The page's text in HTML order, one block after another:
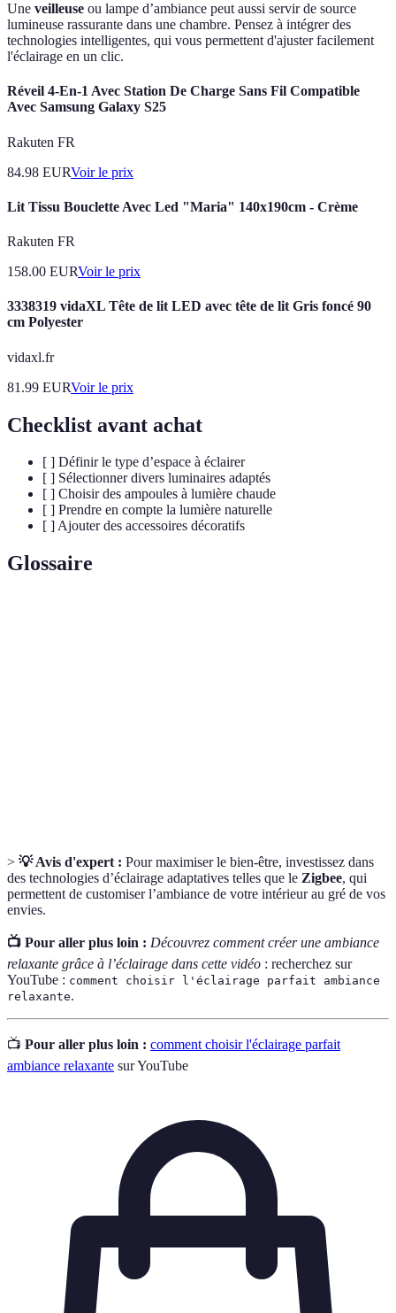
Une veilleuse ou lampe d’ambiance peut aussi servir de source
lumineuse rassurante dans une chambre. Pensez à intégrer des
technologies intelligentes, qui vous permettent d'ajuster facilement
l'éclairage en un clic.
Réveil 4-En-1 Avec Station De Charge Sans Fil Compatible
Avec Samsung Galaxy S25
Rakuten FR
84.98 EURVoir le prix
Lit Tissu Bouclette Avec Led "Maria" 140x190cm - Crème
Rakuten FR
158.00 EURVoir le prix
3338319 vidaXL Tête de lit LED avec tête de lit Gris foncé 90
cm Polyester
vidaxl.fr
81.99 EURVoir le prix
Checklist avant achat
[ ] Définir le type d’espace à éclairer
[ ] Sélectionner divers luminaires adaptés
[ ] Choisir des ampoules à lumière chaude
[ ] Prendre en compte la lumière naturelle
[ ] Ajouter des accessoires décoratifs
Glossaire
> 💡 Avis d'expert : Pour maximiser le bien-être, investissez dans
des technologies d’éclairage adaptatives telles que le Zigbee, qui
permettent de customiser l’ambiance de votre intérieur au gré de vos
envies.
📺 Pour aller plus loin : Découvrez comment créer une ambiance
relaxante grâce à l’éclairage dans cette vidéo : recherchez sur
YouTube : comment choisir l'éclairage parfait ambiance
relaxante.
📺 Pour aller plus loin : comment choisir l'éclairage parfait
ambiance relaxante sur YouTube